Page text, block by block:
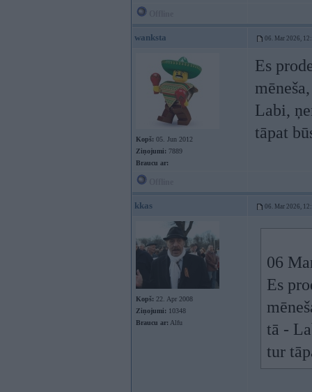
wanksta 06. Mar 2026,
Kopš: 05. Jun 2012
Ziņojumi: 7889
Braucu ar:
Es
Labi,
tāpat
kkas 06. Mar 2026,
Kopš: 22. Apr 2008
Ziņojumi: 10348
Braucu ar: Alfu
06
Es
tā -
tur